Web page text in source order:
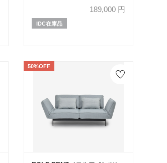
189,000 円
IDC在庫品
50%OFF